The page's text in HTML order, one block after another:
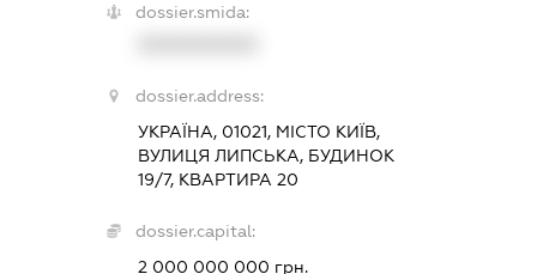
dossier.smida:
dossier.address:
УКРАЇНА, 01021, МІСТО КИЇВ,
ВУЛИЦЯ ЛИПСЬКА, БУДИНОК
19/7, КВАРТИРА 20
dossier.capital:
2 000 000 000 грн.